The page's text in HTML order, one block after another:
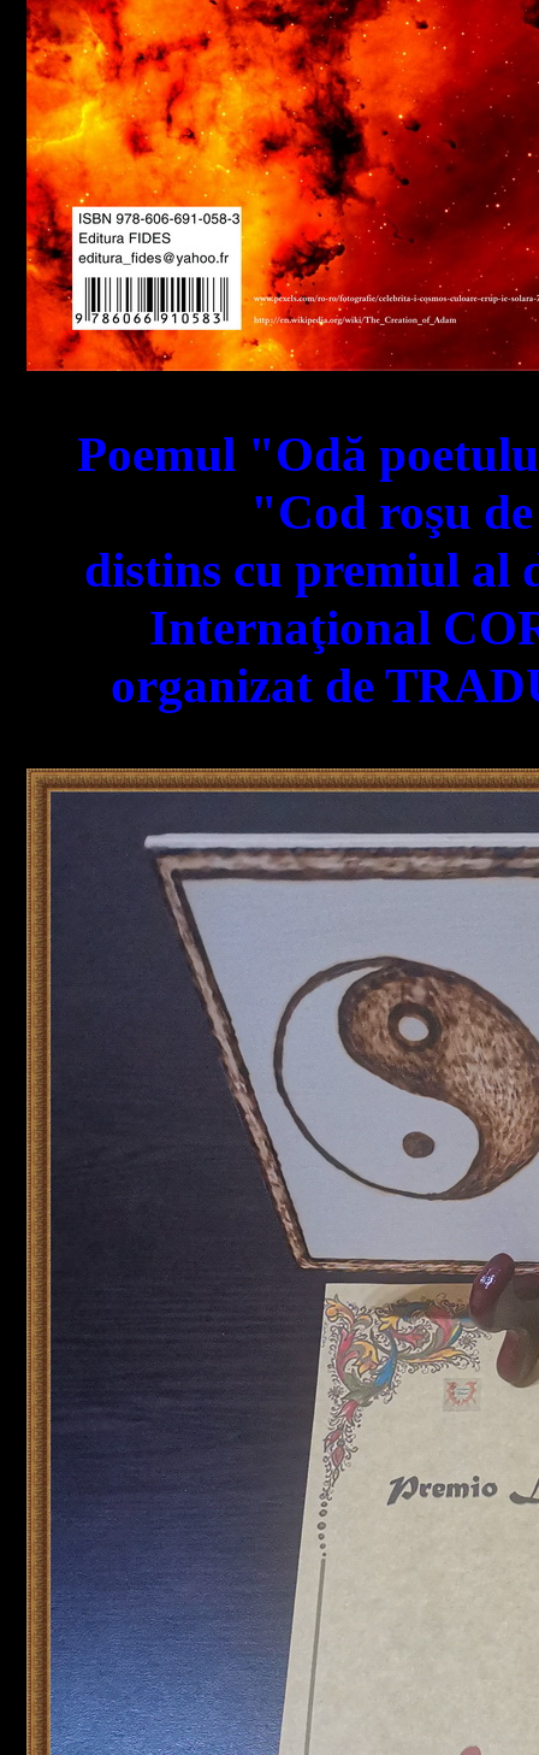
Poemul "Odă
"Cod roşu
distins cu premiul al
Internaţional
organizat de